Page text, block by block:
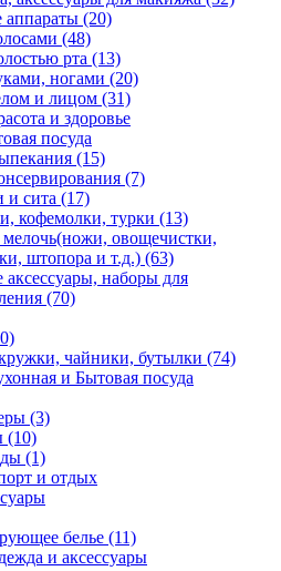
аппараты (20)
(48)
рта (13)
ногами (20)
и лицом (31)
и здоровье
посуда
(15)
(7)
и сита (17)
кофемолки, турки (13)
мелочь(ножи, овощечистки,
штопора и т.д.) (63)
наборы для
(70)
чайники, бутылки (74)
и Бытовая посуда
(3)
(10)
(1)
и отдых
белье (11)
и аксессуары